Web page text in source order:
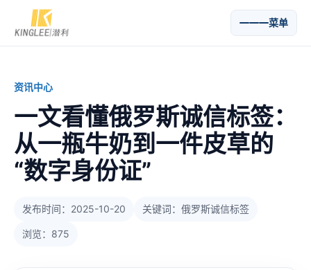
菜单
资讯中心
一文看懂俄罗斯诚信标签：
从一瓶牛奶到一件皮草的
“数字身份证”
发布时间：2025-10-20 关键词：俄罗斯诚信标签
浏览：875